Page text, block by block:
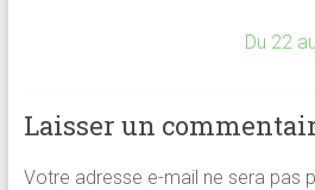
p
Du 22
Laisser un
Votre adresse e-mail ne sera pas